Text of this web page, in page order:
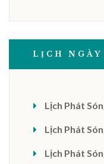
LỊCH
Lịch Phát
Lịch Phát
Lịch Phát